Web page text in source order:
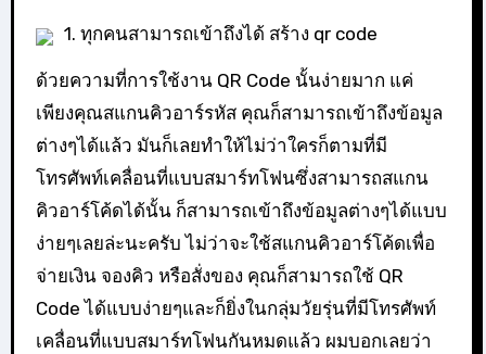
1. ทุกคนสามารถเข้าถึงได้ สร้าง qr code
ด้วยความที่การใช้งาน QR Code นั้นง่ายมาก แค่
เพียงคุณสแกนคิวอาร์รหัส คุณก็สามารถเข้าถึงข้อมูล
ต่างๆได้แล้ว มันก็เลยทำให้ไม่ว่าใครก็ตามที่มี
โทรศัพท์เคลื่อนที่แบบสมาร์ทโฟนซึ่งสามารถสแกน
คิวอาร์โค้ดได้นั้น ก็สามารถเข้าถึงข้อมูลต่างๆได้แบบ
ง่ายๆเลยล่ะนะครับ ไม่ว่าจะใช้สแกนคิวอาร์โค้ดเพื่อ
จ่ายเงิน จองคิว หรือสั่งของ คุณก็สามารถใช้ QR
Code ได้แบบง่ายๆและก็ยิ่งในกลุ่มวัยรุ่นที่มีโทรศัพท์
เคลื่อนที่แบบสมาร์ทโฟนกันหมดแล้ว ผมบอกเลยว่า